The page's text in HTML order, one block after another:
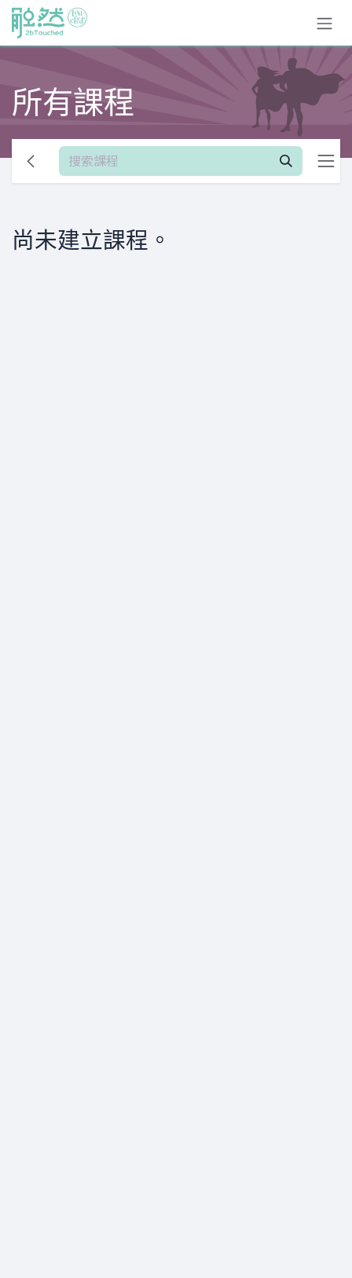
跳至內容
所有課程
尚未建立課程。